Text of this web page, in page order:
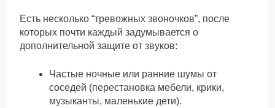
Есть несколько “тревожных звоночков”, после
которых почти каждый задумывается о
дополнительной защите от звуков:
Частые ночные или ранние шумы от
соседей (перестановка мебели, крики,
музыканты, маленькие дети).